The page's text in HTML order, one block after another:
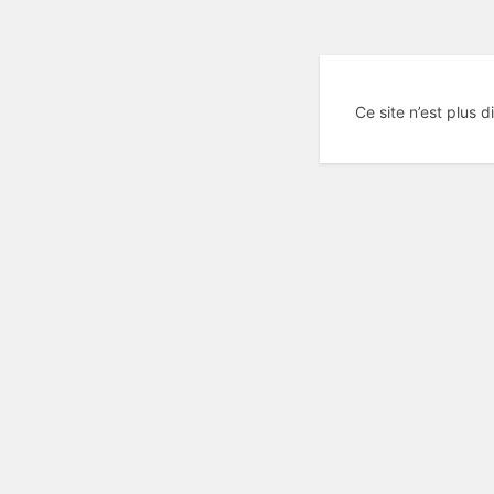
Ce site n’est plus